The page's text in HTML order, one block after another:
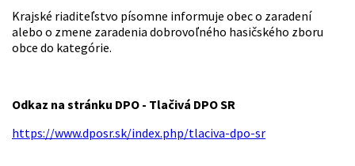
Krajské riaditeľstvo písomne informuje obec o zaradení
alebo o zmene zaradenia dobrovoľného hasičského zboru
obce do kategórie.
Odkaz na stránku DPO - Tlačivá DPO SR
https://www.dposr.sk/index.php/tlaciva-dpo-sr